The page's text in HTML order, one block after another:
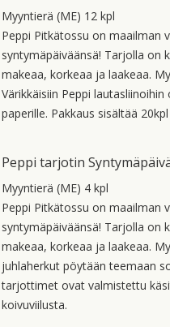
Myyntierä (ME) 12 kpl
Peppi Pitkätossu on maailman
syntymäpäiväänsä! Tarjolla on
makeaa, korkeaa ja laakeaa.
Värikkäisiin Peppi
paperille. Pakkaus sisältää
Peppi tarjotin
Myyntierä (ME) 4 kpl
Peppi Pitkätossu on maailman
syntymäpäiväänsä! Tarjolla on
makeaa, korkeaa ja laakeaa.
juhlaherkut pöytään teemaan
tarjottimet ovat valmistettu
koivuviilusta.